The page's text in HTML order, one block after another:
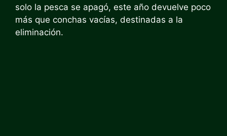
solo la pesca se apagó, este año devuelve poco
más que conchas vacías, destinadas a la
eliminación.